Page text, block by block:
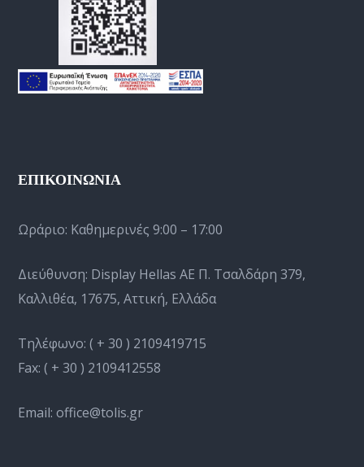
ΕΠΙΚΟΙΝΩΝΙΑ
Ωράριο: Καθημερινές 9:00 – 17:00
Διεύθυνση: Display Hellas AE Π. Τσαλδάρη 379,
Καλλιθέα, 17675, Αττική, Ελλάδα
Τηλέφωνο:( + 30 ) 2109419715
Fax:( + 30 ) 2109412558
Email:office@tolis.gr